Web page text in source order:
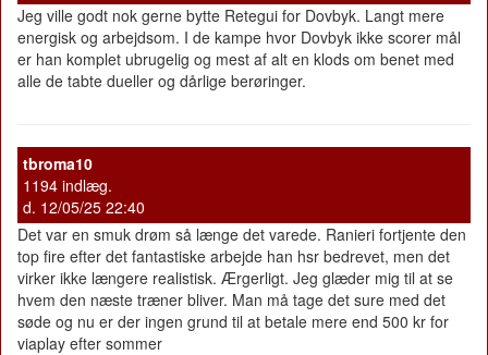
Jeg ville godt nok gerne bytte Retegui for Dovbyk. Langt mere
energisk og arbejdsom. I de kampe hvor Dovbyk ikke scorer mål
er han komplet ubrugelig og mest af alt en klods om benet med
alle de tabte dueller og dårlige berøringer.
tbroma10
1194 indlæg.
d. 12/05/25 22:40
Det var en smuk drøm så længe det varede. Ranieri fortjente den
top fire efter det fantastiske arbejde han hsr bedrevet, men det
virker ikke længere realistisk. Ærgerligt. Jeg glæder mig til at se
hvem den næste træner bliver. Man må tage det sure med det
søde og nu er der ingen grund til at betale mere end 500 kr for
viaplay efter sommer